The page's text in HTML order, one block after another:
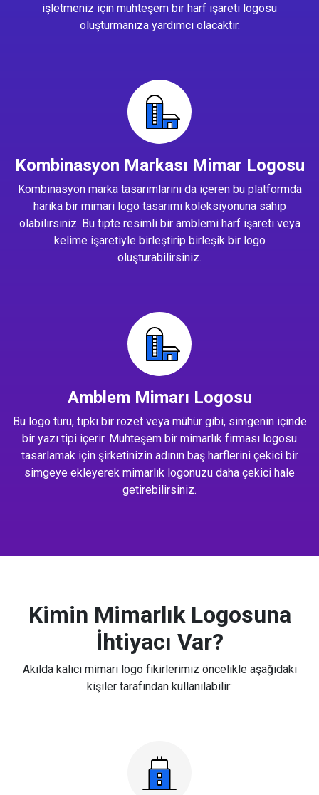
işletmeniz için muhteşem bir harf işareti logosu
oluşturmanıza yardımcı olacaktır.
Kombinasyon Markası Mimar Logosu
Kombinasyon marka tasarımlarını da içeren bu platformda
harika bir mimari logo tasarımı koleksiyonuna sahip
olabilirsiniz. Bu tipte resimli bir amblemi harf işareti veya
kelime işaretiyle birleştirip birleşik bir logo
oluşturabilirsiniz.
Amblem Mimarı Logosu
Bu logo türü, tıpkı bir rozet veya mühür gibi, simgenin içinde
bir yazı tipi içerir. Muhteşem bir mimarlık firması logosu
tasarlamak için şirketinizin adının baş harflerini çekici bir
simgeye ekleyerek mimarlık logonuzu daha çekici hale
getirebilirsiniz.
Kimin Mimarlık Logosuna
İhtiyacı Var?
Akılda kalıcı mimari logo fikirlerimiz öncelikle aşağıdaki
kişiler tarafından kullanılabilir: